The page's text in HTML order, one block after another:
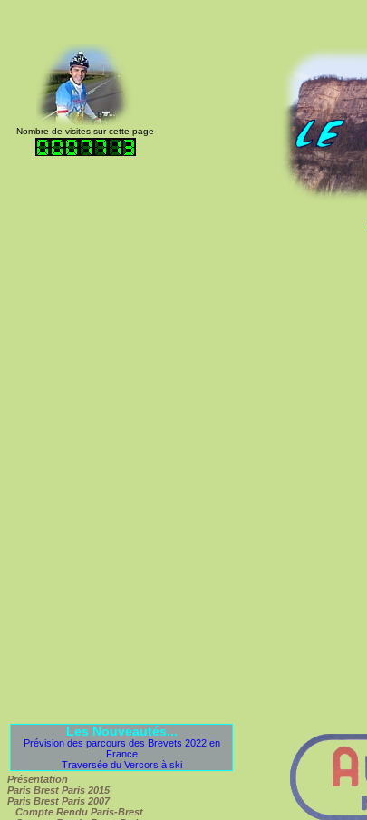
Nombre de visites sur cette page
Les Nouveautés...
Prévision des parcours des Brevets 2022 en
France
Traversée du Vercors à ski
Présentation
Paris Brest Paris 2015
Paris Brest Paris 2007
Compte Rendu Paris-Brest